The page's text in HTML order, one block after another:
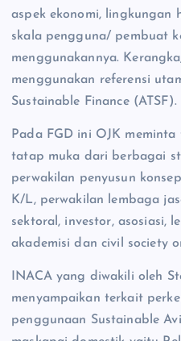
aspek ekonomi, lingkungan
skala pengguna/ pembuat
menggunakannya.
menggunakan referensi
Sustainable Finance (ATSF).
Pada FGD ini OJK
tatap muka dari berbagai
perwakilan penyusun
K/L, perwakilan lembaga
sektoral, investor, asosiasi,
akademisi dan civil society
INACA yang diwakili oleh
menyampaikan terkait
penggunaan Sustainable